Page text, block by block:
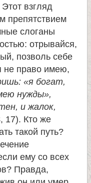
взгляд
препятствием
слоганы
отрывайся,
позволь себе
не право имею,
«я богат,
нужды»,
и жалок,
17). Кто же
такой путь?
ему со всех
Правда,